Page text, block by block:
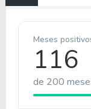
Meses
116
de 200